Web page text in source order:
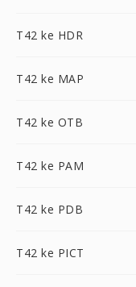
T42 ke HDR
T42 ke MAP
T42 ke OTB
T42 ke PAM
T42 ke PDB
T42 ke PICT